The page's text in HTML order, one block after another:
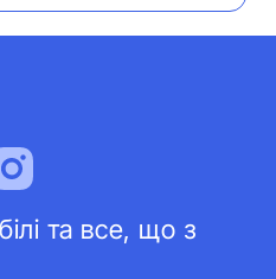
та все, що з